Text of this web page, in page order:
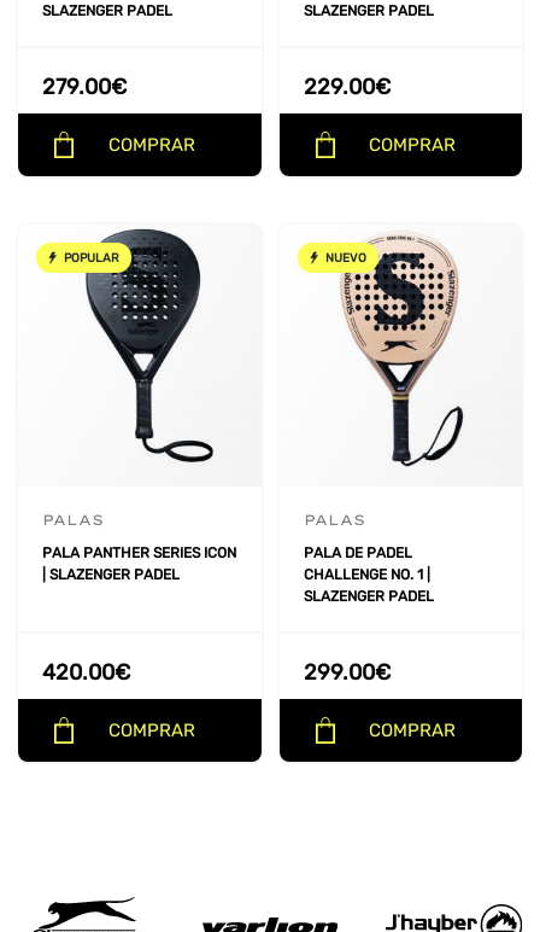
SLAZENGER PADEL
279.00€
COMPRAR
SLAZENGER PADEL
229.00€
COMPRAR
POPULAR
PALAS
PALA PANTHER SERIES ICON
| SLAZENGER PADEL
420.00€
COMPRAR
NUEVO
PALAS
PALA DE PADEL
CHALLENGE NO. 1 |
SLAZENGER PADEL
299.00€
COMPRAR